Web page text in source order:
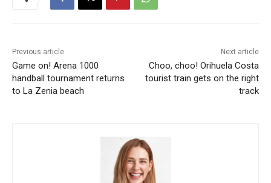
Previous article
Game on! Arena 1000
handball tournament returns
to La Zenia beach
Next article
Choo, choo! Orihuela Costa
tourist train gets on the right
track